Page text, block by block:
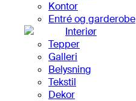
Kontor
Entré og garderobe
Interiør
Tepper
Galleri
Belysning
Tekstil
Dekor